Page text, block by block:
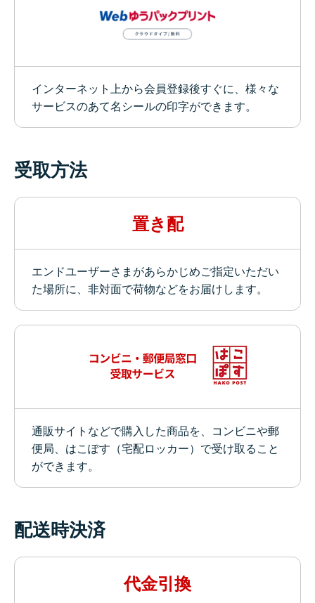
インターネット上から会員登録後すぐに、様々な
サービスのあて名シールの印字ができます。
受取方法
置き配
エンドユーザーさまがあらかじめご指定いただい
た場所に、非対面で荷物などをお届けします。
通販サイトなどで購入した商品を、コンビニや郵
便局、はこぽす（宅配ロッカー）で受け取ること
ができます。
配送時決済
代金引換